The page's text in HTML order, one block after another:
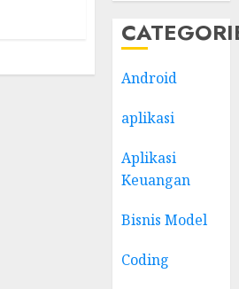
Android
aplikasi
Aplikasi
Keuangan
Bisnis Model
Coding